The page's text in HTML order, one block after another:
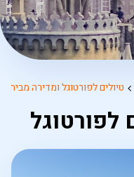
טיולים לפורטוגל ומדירה מבית
לפורטוגל